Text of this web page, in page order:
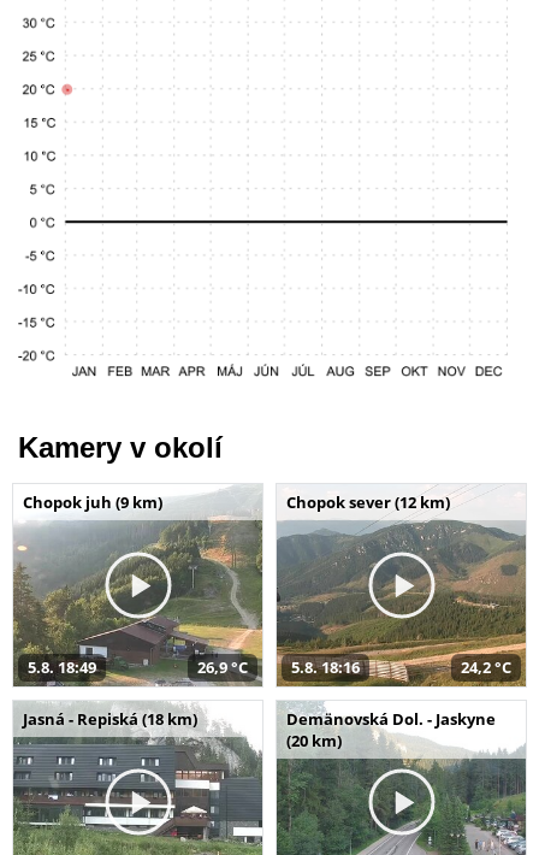
Kamery v okolí
Chopok juh (9 km)
5.8. 18:49 26,9 °C
Chopok sever (12 km)
5.8. 18:16 24,2 °C
Jasná - Repiská (18 km)
Demänovská Dol. - Jaskyne
(20 km)